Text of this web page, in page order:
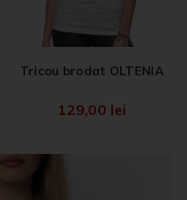
Tricou brodat OLTENIA
129,00 lei